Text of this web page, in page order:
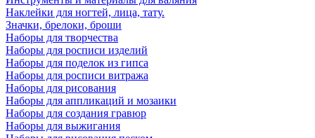
Наклейки для ногтей, лица, тату.
Значки, брелоки, броши
Наборы для творчества
Наборы для росписи изделий
Наборы для поделок из гипса
Наборы для росписи витража
Наборы для рисования
Наборы для аппликаций и мозаики
Наборы для создания гравюр
Наборы для выжигания